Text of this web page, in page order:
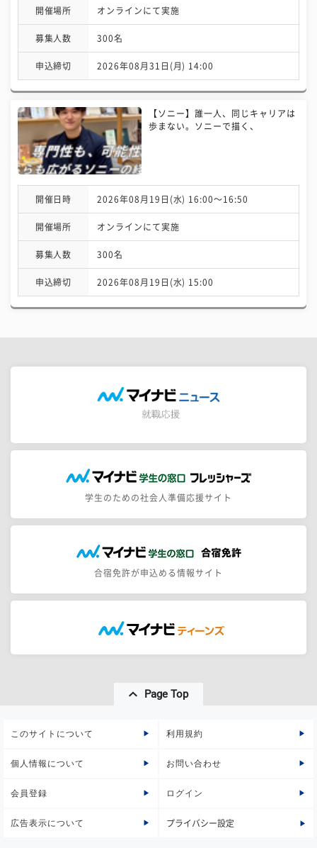
開催場所 オンラインにて実施
募集人数 300名
申込締切 2026年08月31日(月) 14:00
【ソニー】誰一人、同じキャリアは
歩まない。ソニーで描く、
開催日時 2026年08月19日(水) 16:00〜16:50
開催場所 オンラインにて実施
募集人数 300名
申込締切 2026年08月19日(水) 15:00
学生のための社会人準備応援サイト
合宿免許が申込める情報サイト
Page Top
このサイトについて 利用規約
個人情報について お問い合わせ
会員登録 ログイン
広告表示について プライバシー設定